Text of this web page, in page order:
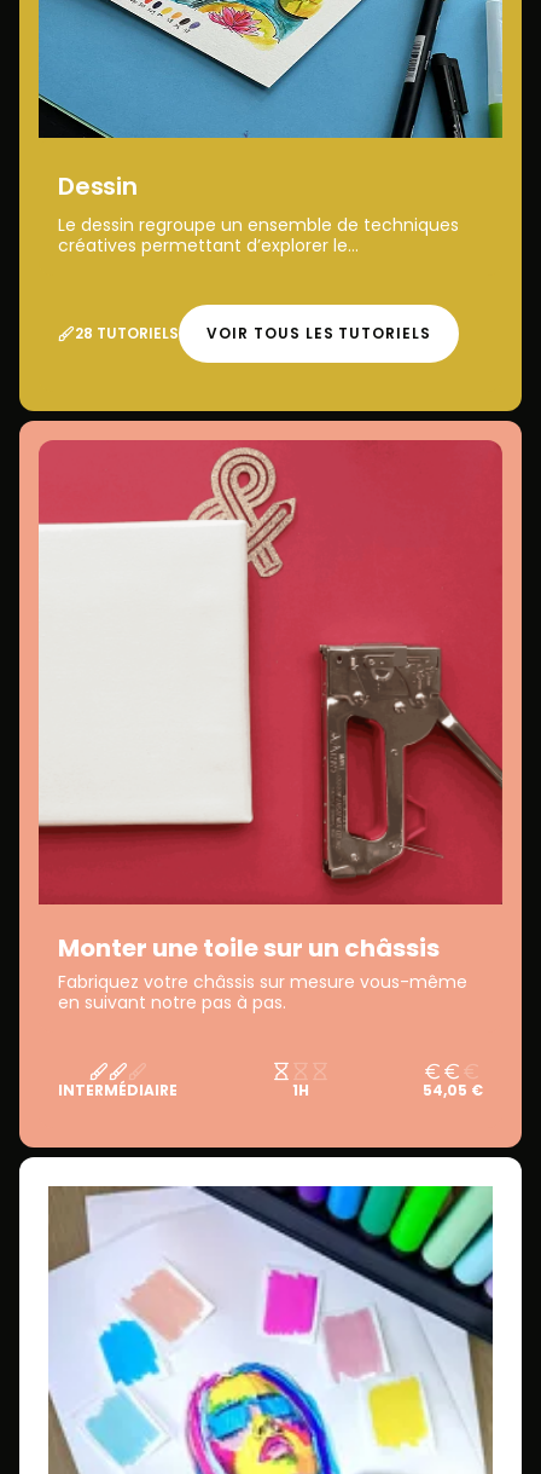
Dessin
Le dessin regroupe un ensemble de techniques
créatives permettant d’explorer le...
28 TUTORIELS VOIR TOUS LES TUTORIELS
Monter une toile sur un châssis
Fabriquez votre châssis sur mesure vous-même
en suivant notre pas à pas.
INTERMÉDIAIRE 1H 54,05 €